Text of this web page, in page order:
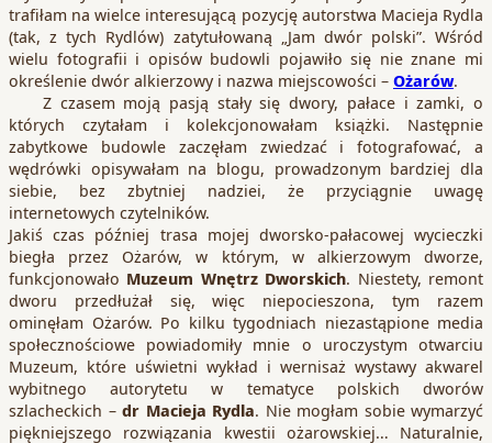
trafiłam na wielce interesującą pozycję autorstwa Macieja Rydla
(tak, z tych Rydlów) zatytułowaną „Jam dwór polski”. Wśród
wielu fotografii i opisów budowli pojawiło się nie znane mi
określenie dwór alkierzowy i nazwa miejscowości – Ożarów.
Z czasem moją pasją stały się dwory, pałace i zamki, o
których czytałam i kolekcjonowałam książki. Następnie
zabytkowe budowle zaczęłam zwiedzać i fotografować, a
wędrówki opisywałam na blogu, prowadzonym bardziej dla
siebie, bez zbytniej nadziei, że przyciągnie uwagę
internetowych czytelników.
Jakiś czas później trasa mojej dworsko-pałacowej wycieczki
biegła przez Ożarów, w którym, w alkierzowym dworze,
funkcjonowało Muzeum Wnętrz Dworskich. Niestety, remont
dworu przedłużał się, więc niepocieszona, tym razem
ominęłam Ożarów. Po kilku tygodniach niezastąpione media
społecznościowe powiadomiły mnie o uroczystym otwarciu
Muzeum, które uświetni wykład i wernisaż wystawy akwarel
wybitnego autorytetu w tematyce polskich dworów
szlacheckich – dr Macieja Rydla. Nie mogłam sobie wymarzyć
piękniejszego rozwiązania kwestii ożarowskiej… Naturalnie,